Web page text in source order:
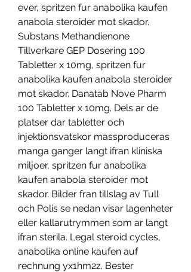
ever, spritzen fur anabolika kaufen
anabola steroider mot skador.
Substans Methandienone
Tillverkare GEP Dosering 100
Tabletter x 10mg, spritzen fur
anabolika kaufen anabola steroider
mot skador. Danatab Nove Pharm
100 Tabletter x 10mg. Dels ar de
platser dar tabletter och
injektionsvatskor massproduceras
manga ganger langt ifran kliniska
miljoer, spritzen fur anabolika
kaufen anabola steroider mot
skador. Bilder fran tillslag av Tull
och Polis se nedan visar lagenheter
eller kallarutrymmen som ar langt
ifran sterila. Legal steroid cycles,
anabolika online kaufen auf
rechnung yx1hm2z. Bester